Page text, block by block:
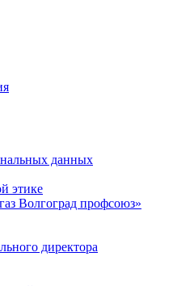
данных
этике
Волгоград профсоюз»
директора